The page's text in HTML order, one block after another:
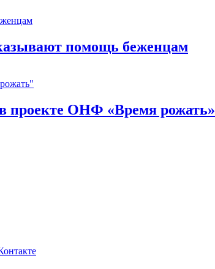
помощь беженцам
проекте ОНФ «Время рожать»